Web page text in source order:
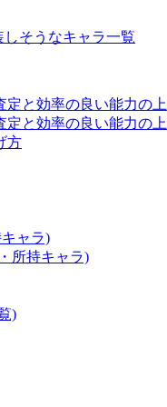
そうなキャラ一覧
定と効率の良い能力の
定と効率の良い能力の
方
ャラ)
所持キャラ)
)